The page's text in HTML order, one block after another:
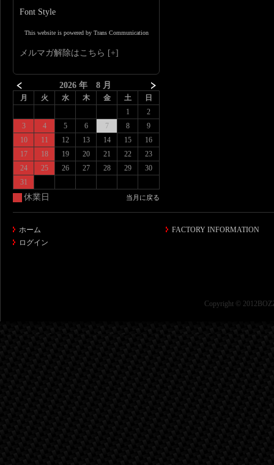
Font Style
This website is powered by Trans Communication
メルマガ解除はこちら
2026 年 8 月
月 火 水 木 金 土
日
1
2
3
4 5 6 7 8
9
10
11 12 13 14 15
16
17
18 19 20 21 22
23
24
25 26 27 28 29
30
31
休業日 当月に戻る
ホーム
ログイン
FACTORY INFORMATION
Copyright ©